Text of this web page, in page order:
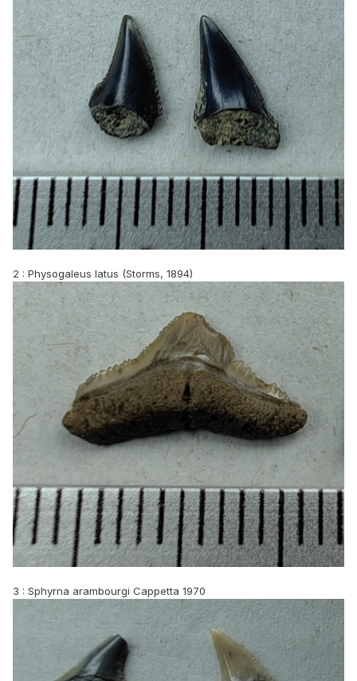
2 : Physogaleus latus (Storms, 1894)
3 : Sphyrna arambourgi Cappetta 1970